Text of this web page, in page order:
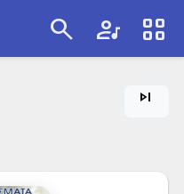
search artist view_cozy
skip_next